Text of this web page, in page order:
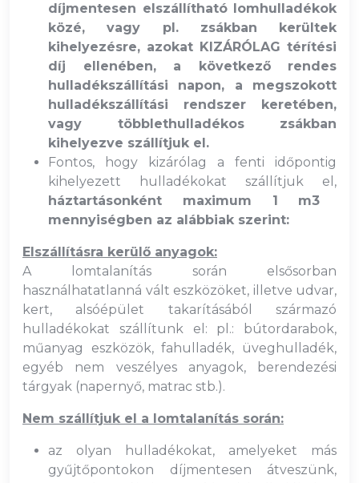
díjmentesen elszállítható lomhulladékok
közé, vagy pl. zsákban kerültek
kihelyezésre, azokat KIZÁRÓLAG térítési
díj ellenében, a következő rendes
hulladékszállítási napon, a megszokott
hulladékszállítási rendszer keretében,
vagy többlethulladékos zsákban
kihelyezve szállítjuk el.
Fontos, hogy kizárólag a fenti időpontig
kihelyezett hulladékokat szállítjuk el,
háztartásonként maximum 1 m3
mennyiségben az alábbiak szerint:
Elszállításra kerülő anyagok:
A lomtalanítás során elsősorban
használhatatlanná vált eszközöket, illetve udvar,
kert, alsóépület takarításából származó
hulladékokat szállítunk el: pl.: bútordarabok,
műanyag eszközök, fahulladék, üveghulladék,
egyéb nem veszélyes anyagok, berendezési
tárgyak (napernyő, matrac stb.).
Nem szállítjuk el a lomtalanítás során:
az olyan hulladékokat, amelyeket más
gyűjtőpontokon díjmentesen átveszünk,